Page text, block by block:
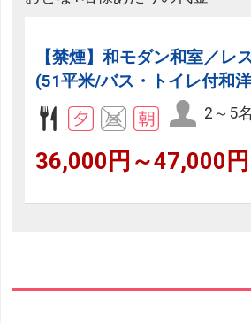
【禁煙】和モダン和室／レ
(51平米/バス・トイレ付和
2～5名
36,000円～47,000円